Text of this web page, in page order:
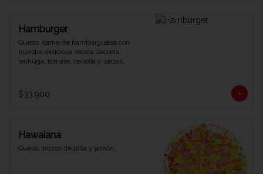
Hamburger
Queso, carne de hamburguesa con
nuestra deliciosa receta secreta,
lechuga, tomate, cebolla y salsas.
$33.900
Hawaiana
Queso, trozos de piña y jamón.